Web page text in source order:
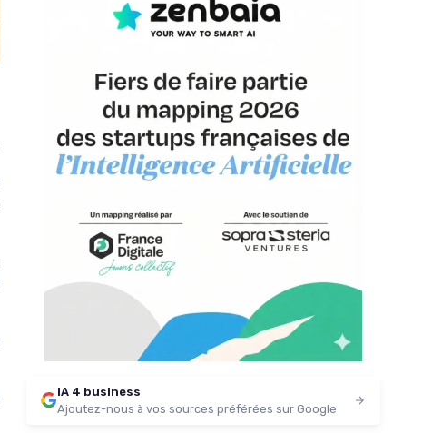
IA 4 business
Ajoutez-nous à vos sources préférées sur Google